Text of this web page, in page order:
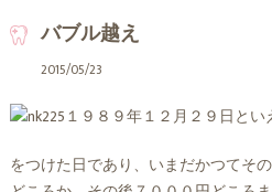
バブル越え
2015/05/23
１９８９年１２月２９日とい
をつけた日であり、いまだかつてそ